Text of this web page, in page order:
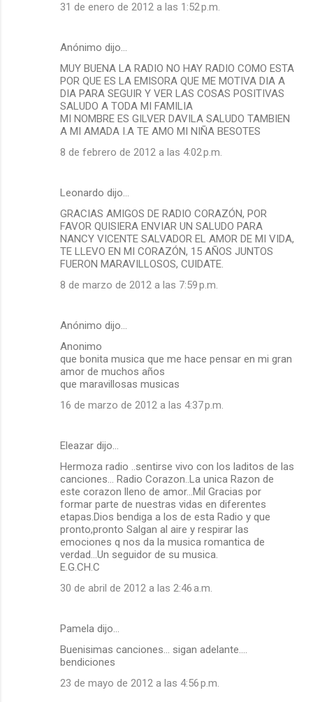
31 de enero de 2012 a las 1:52 p.m.
Anónimo dijo…
MUY BUENA LA RADIO NO HAY RADIO COMO ESTA
POR QUE ES LA EMISORA QUE ME MOTIVA DIA A
DIA PARA SEGUIR Y VER LAS COSAS POSITIVAS
SALUDO A TODA MI FAMILIA
MI NOMBRE ES GILVER DAVILA SALUDO TAMBIEN
A MI AMADA I.A TE AMO MI NIÑA BESOTES
8 de febrero de 2012 a las 4:02 p.m.
Leonardo dijo…
GRACIAS AMIGOS DE RADIO CORAZÓN, POR
FAVOR QUISIERA ENVIAR UN SALUDO PARA
NANCY VICENTE SALVADOR EL AMOR DE MI VIDA,
TE LLEVO EN MI CORAZÓN, 15 AÑOS JUNTOS
FUERON MARAVILLOSOS, CUIDATE.
8 de marzo de 2012 a las 7:59 p.m.
Anónimo dijo…
Anonimo
que bonita musica que me hace pensar en mi gran
amor de muchos años
que maravillosas musicas
16 de marzo de 2012 a las 4:37 p.m.
Eleazar dijo…
Hermoza radio ..sentirse vivo con los laditos de las
canciones... Radio Corazon..La unica Razon de
este corazon lleno de amor...Mil Gracias por
formar parte de nuestras vidas en diferentes
etapas.Dios bendiga a los de esta Radio y que
pronto,pronto Salgan al aire y respirar las
emociones q nos da la musica romantica de
verdad...Un seguidor de su musica.
E.G.CH.C
30 de abril de 2012 a las 2:46 a.m.
Pamela dijo…
Buenisimas canciones... sigan adelante....
bendiciones
23 de mayo de 2012 a las 4:56 p.m.